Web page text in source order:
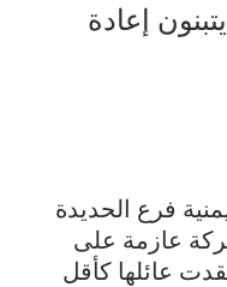
إعادة
فرع الحديدة
عازمة على
عائلها كأقل